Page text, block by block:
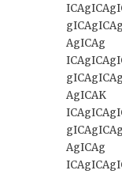
AgICAg
AgICAK
AgICAg